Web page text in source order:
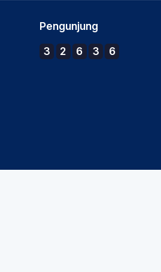
Pengunjung
3 2 6 3 6